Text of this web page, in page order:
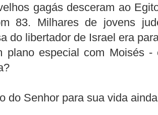
gagás desceram ao
83. Milhares de jovens
do libertador de Israel era
plano especial com Moisés -
do Senhor para sua vida